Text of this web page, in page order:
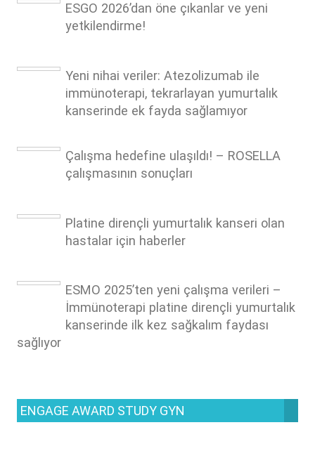
ESGO 2026’dan öne çıkanlar ve yeni
yetkilendirme!
Yeni nihai veriler: Atezolizumab ile
immünoterapi, tekrarlayan yumurtalık
kanserinde ek fayda sağlamıyor
Çalışma hedefine ulaşıldı! – ROSELLA
çalışmasının sonuçları
Platine dirençli yumurtalık kanseri olan
hastalar için haberler
ESMO 2025’ten yeni çalışma verileri –
İmmünoterapi platine dirençli yumurtalık
kanserinde ilk kez sağkalım faydası
sağlıyor
ENGAGE AWARD STUDY GYN